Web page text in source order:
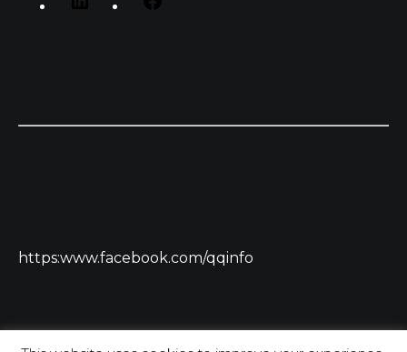
https:www.facebook.com/qqinfo